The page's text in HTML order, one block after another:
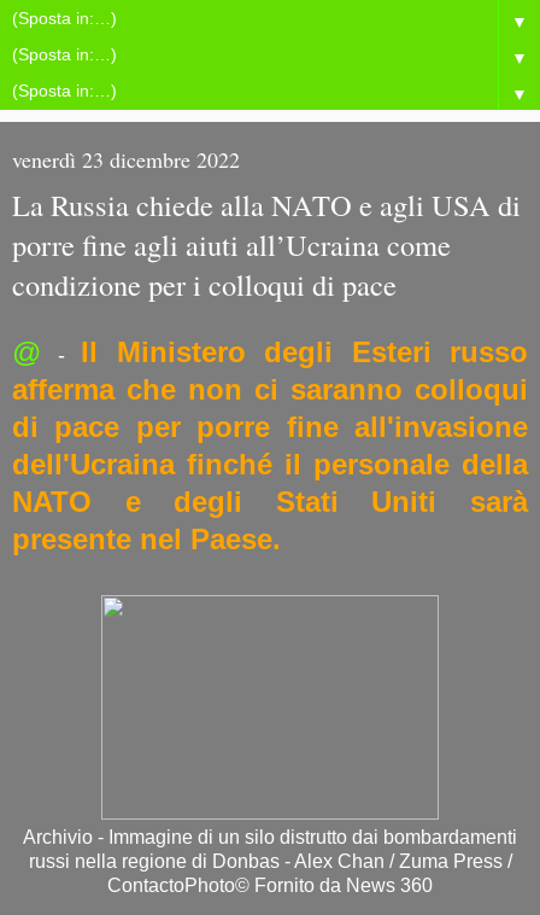
▼
▼
▼
venerdì 23 dicembre 2022
La Russia chiede alla NATO e agli USA di
porre fine agli aiuti all’Ucraina come
condizione per i colloqui di pace
@ - Il Ministero degli Esteri russo
afferma che non ci saranno colloqui
di pace per porre fine all'invasione
dell'Ucraina finché il personale della
NATO e degli Stati Uniti sarà
presente nel Paese.
Archivio - Immagine di un silo distrutto dai bombardamenti
russi nella regione di Donbas - Alex Chan / Zuma Press /
ContactoPhoto© Fornito da News 360